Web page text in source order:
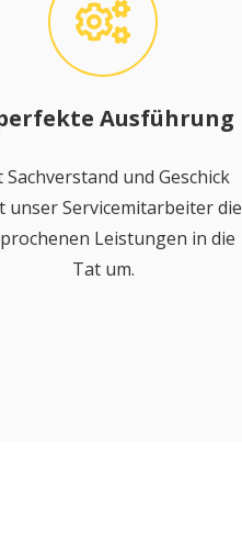
Ausführung
Sachverstand und Geschick
unser Servicemitarbeiter die
Leistungen in die
Tat um.